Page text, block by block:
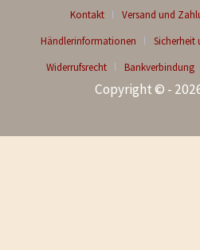
Kontakt
Versand und
Händlerinformationen
Sicherheit
Widerrufsrecht
Bankverbindung
Copyright © -